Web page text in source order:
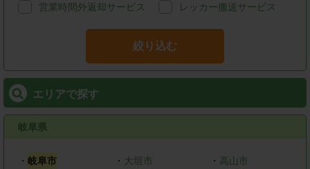
営業時間外返却サービス レッカー搬送サービス
絞り込む
エリアで探す
岐阜県
・ 岐阜市 ・ 大垣市 ・ 高山市